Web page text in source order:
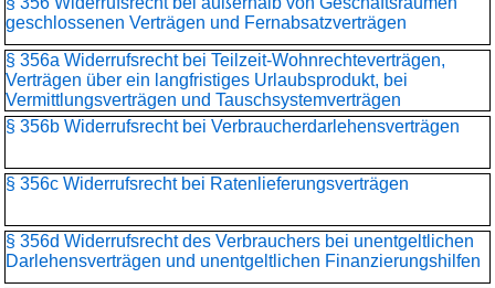
geschlossenen Verträgen und Fernabsatzverträgen
§ 356a Widerrufsrecht bei Teilzeit-Wohnrechteverträgen,
Verträgen über ein langfristiges Urlaubsprodukt, bei
Vermittlungsverträgen und Tauschsystemverträgen
§ 356b Widerrufsrecht bei Verbraucherdarlehensverträgen
§ 356c Widerrufsrecht bei Ratenlieferungsverträgen
§ 356d Widerrufsrecht des Verbrauchers bei unentgeltlichen
Darlehensverträgen und unentgeltlichen Finanzierungshilfen